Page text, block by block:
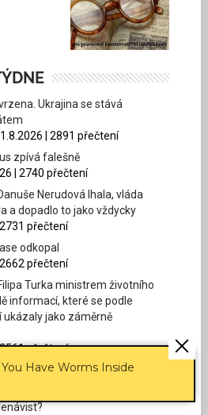
Have Worms Inside
Ukrajina se stává
| 2891 přečtení
zpívá falešně
| 2740 přečtení
Nerudová lhala, vláda
a dopadlo to jako vždycky
přečtení
odkopal
přečtení
Turka ministrem životního
informací, které se podle
jako záměrně
přečtení
Thomase Pauknera
přečtení